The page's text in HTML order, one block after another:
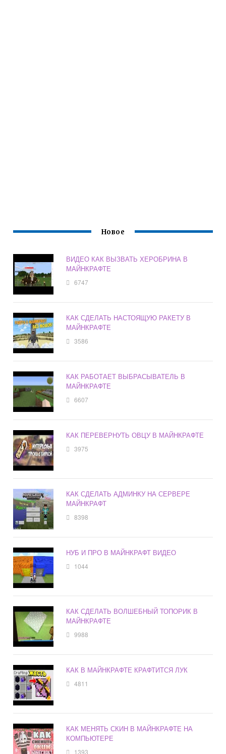
Новое
ВИДЕО КАК ВЫЗВАТЬ ХЕРОБРИНА В
МАЙНКРАФТЕ
6747
КАК СДЕЛАТЬ НАСТОЯЩУЮ РАКЕТУ В
МАЙНКРАФТЕ
3586
КАК РАБОТАЕТ ВЫБРАСЫВАТЕЛЬ В
МАЙНКРАФТЕ
6607
КАК ПЕРЕВЕРНУТЬ ОВЦУ В МАЙНКРАФТЕ
3975
КАК СДЕЛАТЬ АДМИНКУ НА СЕРВЕРЕ
МАЙНКРАФТ
8398
НУБ И ПРО В МАЙНКРАФТ ВИДЕО
1044
КАК СДЕЛАТЬ ВОЛШЕБНЫЙ ТОПОРИК В
МАЙНКРАФТЕ
9988
КАК В МАЙНКРАФТЕ КРАФТИТСЯ ЛУК
4811
КАК МЕНЯТЬ СКИН В МАЙНКРАФТЕ НА
КОМПЬЮТЕРЕ
1393